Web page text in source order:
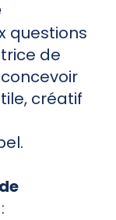
questions
de
créatif
: